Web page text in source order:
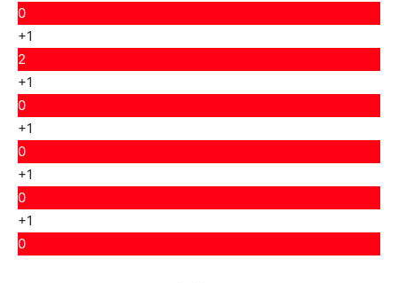
0
+1
2
+1
0
+1
0
+1
0
+1
0